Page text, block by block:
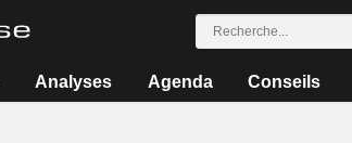
Analyses Agenda Conseils